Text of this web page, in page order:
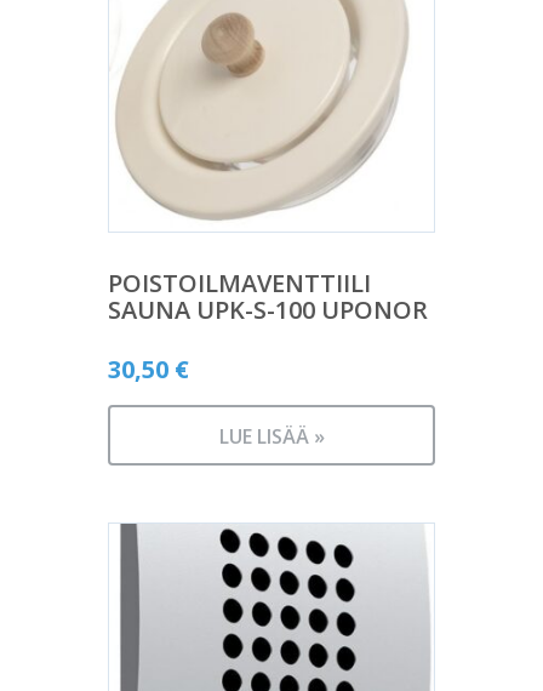
POISTOILMAVENTTIILI
SAUNA UPK-S-100 UPONOR
30,50 €
LUE LISÄÄ »